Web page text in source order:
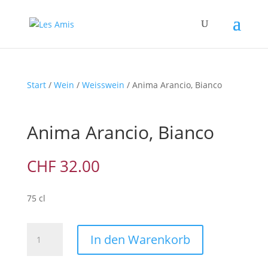
Start/ Wein / Weisswein / Anima Arancio, Bianco
Anima Arancio, Bianco
CHF32.00
75 cl
Arancio,
In den Warenkorb